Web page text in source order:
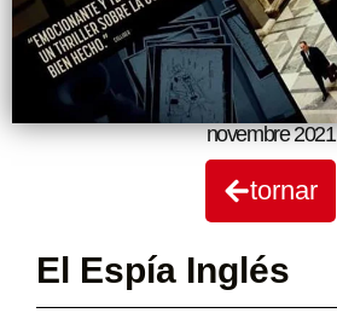
novembre 2021
tornar
El Espía Inglés